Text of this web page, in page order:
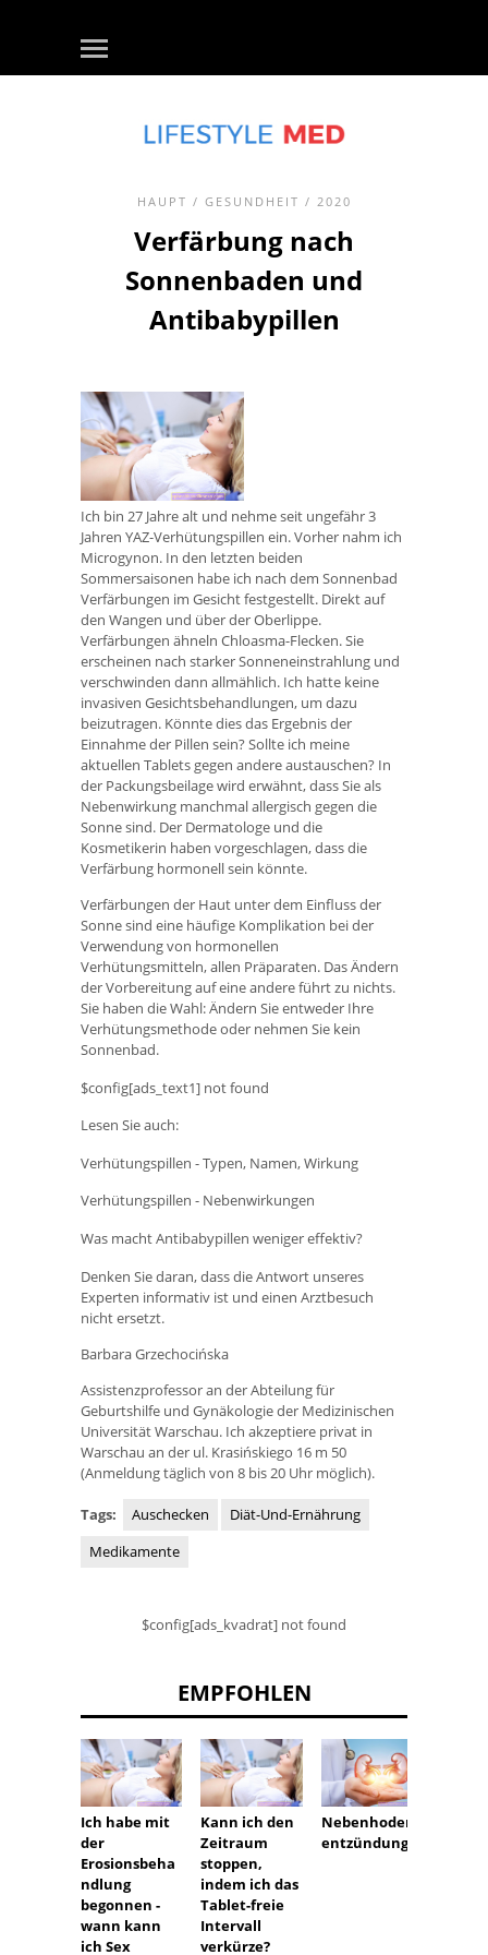
HAUPT / GESUNDHEIT / 2020
Verfärbung nach
Sonnenbaden und
Antibabypillen
Ich bin 27 Jahre alt und nehme seit ungefähr 3
Jahren YAZ-Verhütungspillen ein. Vorher nahm ich
Microgynon. In den letzten beiden
Sommersaisonen habe ich nach dem Sonnenbad
Verfärbungen im Gesicht festgestellt. Direkt auf
den Wangen und über der Oberlippe.
Verfärbungen ähneln Chloasma-Flecken. Sie
erscheinen nach starker Sonneneinstrahlung und
verschwinden dann allmählich. Ich hatte keine
invasiven Gesichtsbehandlungen, um dazu
beizutragen. Könnte dies das Ergebnis der
Einnahme der Pillen sein? Sollte ich meine
aktuellen Tablets gegen andere austauschen? In
der Packungsbeilage wird erwähnt, dass Sie als
Nebenwirkung manchmal allergisch gegen die
Sonne sind. Der Dermatologe und die
Kosmetikerin haben vorgeschlagen, dass die
Verfärbung hormonell sein könnte.
Verfärbungen der Haut unter dem Einfluss der
Sonne sind eine häufige Komplikation bei der
Verwendung von hormonellen
Verhütungsmitteln, allen Präparaten. Das Ändern
der Vorbereitung auf eine andere führt zu nichts.
Sie haben die Wahl: Ändern Sie entweder Ihre
Verhütungsmethode oder nehmen Sie kein
Sonnenbad.
$config[ads_text1] not found
Lesen Sie auch:
Verhütungspillen - Typen, Namen, Wirkung
Verhütungspillen - Nebenwirkungen
Was macht Antibabypillen weniger effektiv?
Denken Sie daran, dass die Antwort unseres
Experten informativ ist und einen Arztbesuch
nicht ersetzt.
Barbara Grzechocińska
Assistenzprofessor an der Abteilung für
Geburtshilfe und Gynäkologie der Medizinischen
Universität Warschau. Ich akzeptiere privat in
Warschau an der ul. Krasińskiego 16 m 50
(Anmeldung täglich von 8 bis 20 Uhr möglich).
Tags: Auschecken
Diät-Und-Ernährung
Medikamente
$config[ads_kvadrat] not found
EMPFOHLEN
Ich habe mit
der
Erosionsbeha
ndlung
begonnen -
wann kann
ich Sex
Kann ich den
Zeitraum
stoppen,
indem ich das
Tablet-freie
Intervall
verkürze?
Nebenhoden
entzündung